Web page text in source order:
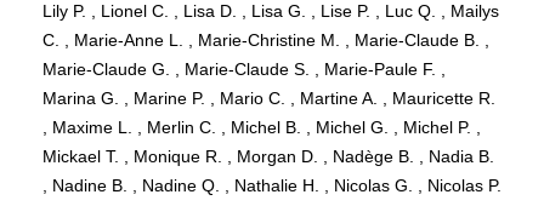
Lily P. , Lionel C. , Lisa D. , Lisa G. , Lise P. , Luc Q. , Mailys
C. , Marie-Anne L. , Marie-Christine M. , Marie-Claude B. ,
Marie-Claude G. , Marie-Claude S. , Marie-Paule F. ,
Marina G. , Marine P. , Mario C. , Martine A. , Mauricette R.
, Maxime L. , Merlin C. , Michel B. , Michel G. , Michel P. ,
Mickael T. , Monique R. , Morgan D. , Nadège B. , Nadia B.
, Nadine B. , Nadine Q. , Nathalie H. , Nicolas G. , Nicolas P.